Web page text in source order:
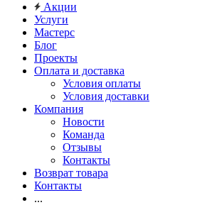
Акции
Услуги
Мастерс
Блог
Проекты
Оплата и доставка
Условия оплаты
Условия доставки
Компания
Новости
Команда
Отзывы
Контакты
Возврат товара
Контакты
...